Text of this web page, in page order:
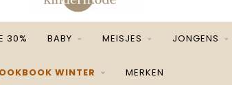
30% BABY MEISJES JONGENS
WINTER MERKEN